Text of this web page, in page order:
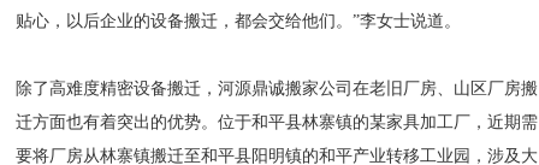
贴心，以后企业的设备搬迁，都会交给他们。”李女士说道。
除了高难度精密设备搬迁，河源鼎诚搬家公司在老旧厂房、山区厂房搬
迁方面也有着突出的优势。位于和平县林寨镇的某家具加工厂，近期需
要将厂房从林寨镇搬迁至和平县阳明镇的和平产业转移工业园，涉及大